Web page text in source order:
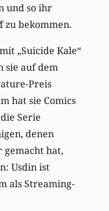
und so ihr
zu bekommen.
„Suicide Kale“
sie auf dem
Preis
hat sie Comics
Serie
denen
gemacht hat,
Usdin ist
als Streaming-